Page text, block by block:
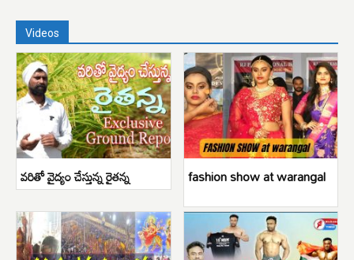
Videos
వరితో వైద్యం చేస్తున్న రైతన్న fashion show at warangal